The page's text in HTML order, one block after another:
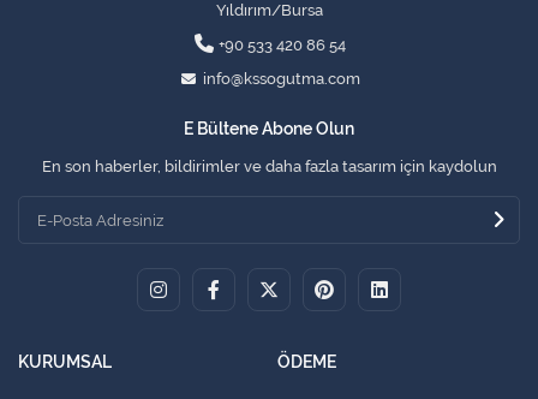
Yıldırım/Bursa
+90 533 420 86 54
info@kssogutma.com
E Bültene Abone Olun
En son haberler, bildirimler ve daha fazla tasarım için kaydolun
KURUMSAL ÖDEME